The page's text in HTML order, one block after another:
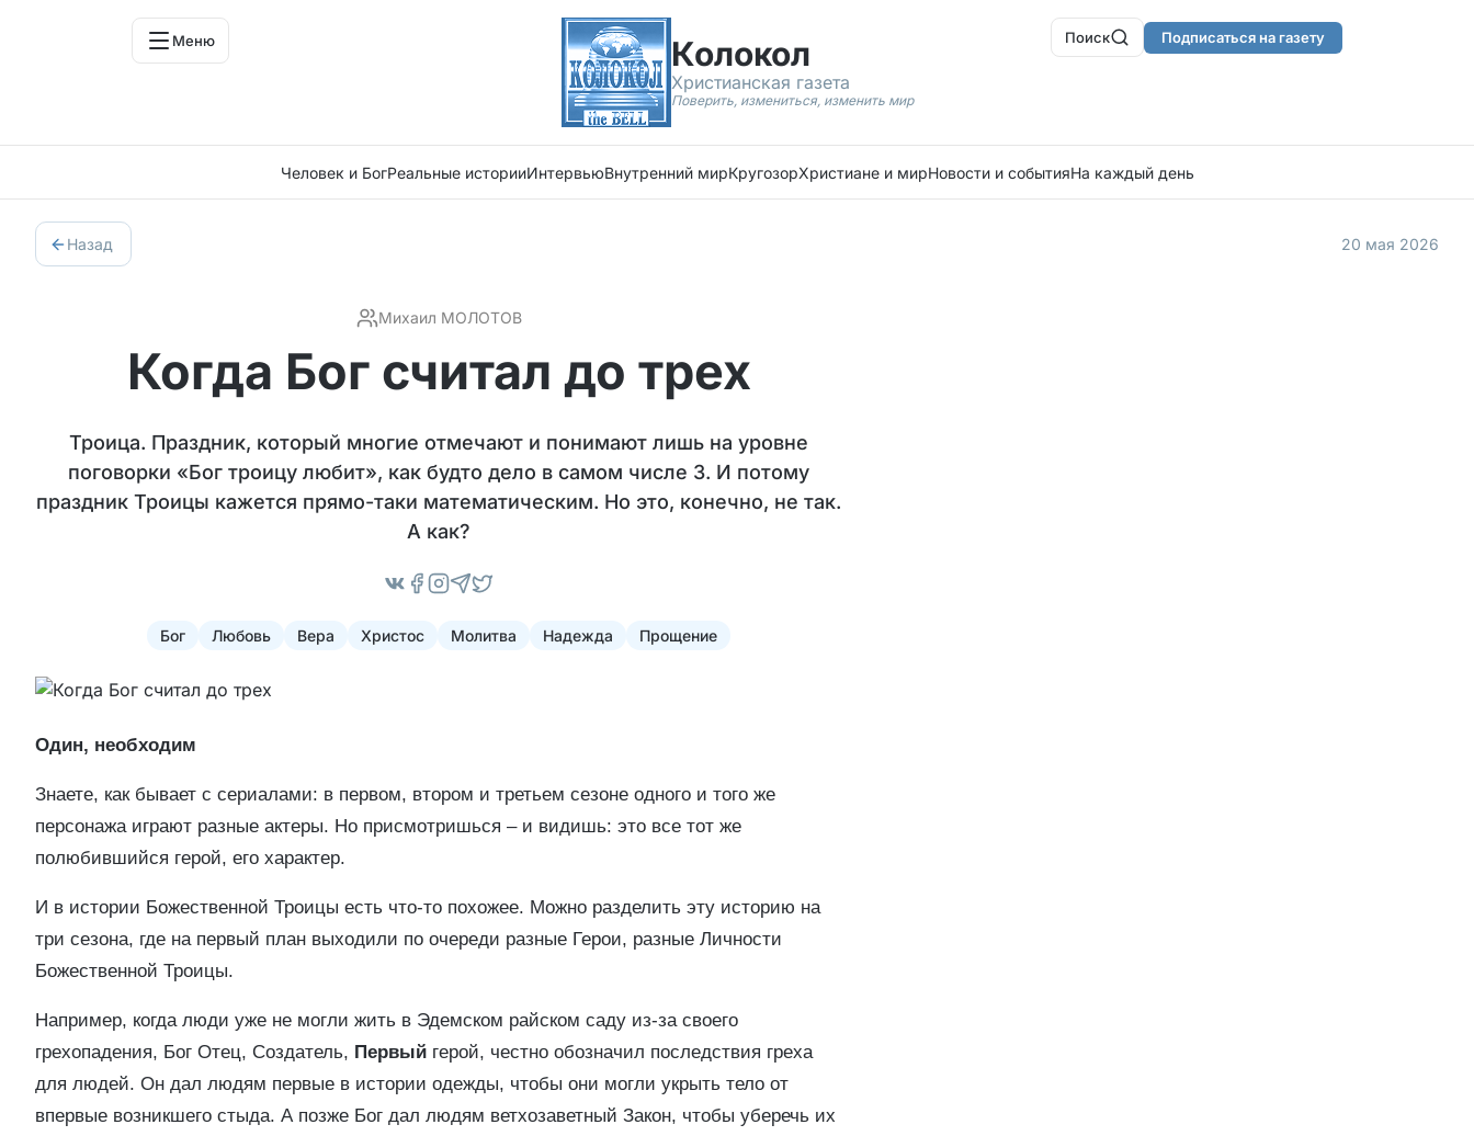
Меню Колокол
Христианская газета
Поверить, измениться, изменить мир
Поиск Подписаться на газету
Человек и БогРеальные историиИнтервьюВнутренний мирКругозорХристиане и мирНовости и событияНа каждый день
Назад 20 мая 2026
Михаил МОЛОТОВ
Когда Бог считал до трех
Троица. Праздник, который многие отмечают и понимают лишь на уровне
поговорки «Бог троицу любит», как будто дело в самом числе 3. И потому
праздник Троицы кажется прямо-таки математическим. Но это, конечно, не так.
А как?
Бог Любовь Вера Христос Молитва Надежда Прощение
Один, необходим
Знаете, как бывает с сериалами: в первом, втором и третьем сезоне одного и того же
персонажа играют разные актеры. Но присмотришься – и видишь: это все тот же
полюбившийся герой, его характер.
И в истории Божественной Троицы есть что-то похожее. Можно разделить эту историю на
три сезона, где на первый план выходили по очереди разные Герои, разные Личности
Божественной Троицы.
Например, когда люди уже не могли жить в Эдемском райском саду из-за своего
грехопадения, Бог Отец, Создатель, Первый герой, честно обозначил последствия греха
для людей. Он дал людям первые в истории одежды, чтобы они могли укрыть тело от
впервые возникшего стыда. А позже Бог дал людям ветхозаветный Закон, чтобы уберечь их